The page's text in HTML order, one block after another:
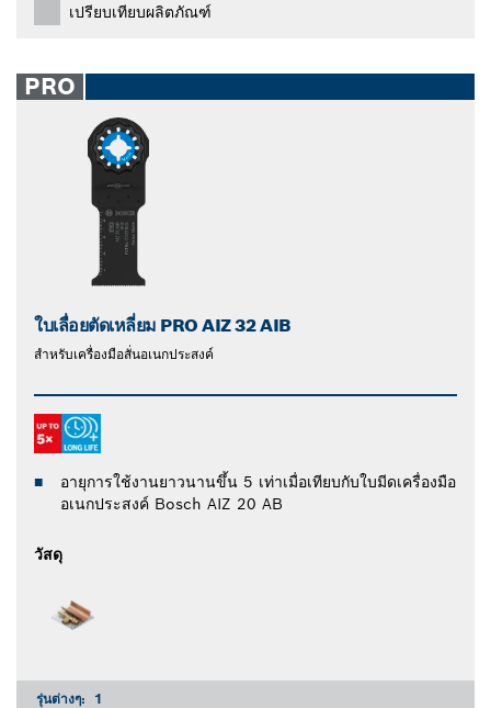
เปรียบเทียบผลิตภัณฑ์
PRO
ใบเลื่อยตัดเหลี่ยม PRO AIZ 32 AIB
สำหรับเครื่องมือสั่นอเนกประสงค์
อายุการใช้งานยาวนานขึ้น 5 เท่าเมื่อเทียบกับใบมีดเครื่องมือ
อเนกประสงค์ Bosch AIZ 20 AB
วัสดุ
รุ่นต่างๆ: 1